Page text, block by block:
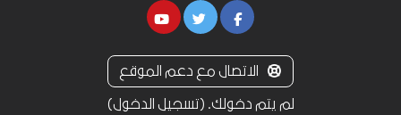
الاتصال مع دعم الموقع
لم يتم دخولك. (تسجيل الدخول)